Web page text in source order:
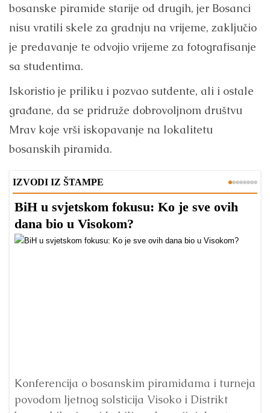
bosanske piramide starije od drugih, jer Bosanci
nisu vratili skele za gradnju na vrijeme, zaključio
je predavanje te odvojio vrijeme za fotografisanje
sa studentima.
Iskoristio je priliku i pozvao sutdente, ali i ostale
građane, da se pridruže dobrovoljnom društvu
Mrav koje vrši iskopavanje na lokalitetu
bosanskih piramida.
IZVODI IZ ŠTAMPE
BiH u svjetskom fokusu: Ko je sve ovih
dana bio u Visokom?
Konferencija o bosanskim piramidama i turneja
povodom ljetnog solsticija Visoko i Distrikt